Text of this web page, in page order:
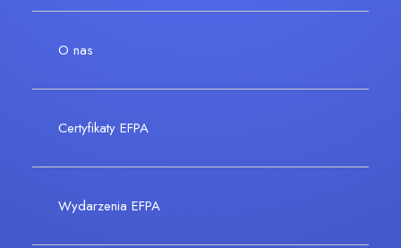
O nas
Certyfikaty EFPA
Wydarzenia EFPA